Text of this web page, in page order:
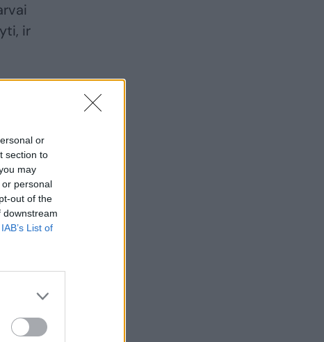
or
section to
may
personal
out of the
downstream
IAB’s List of
ir
brangiai kainuos
→